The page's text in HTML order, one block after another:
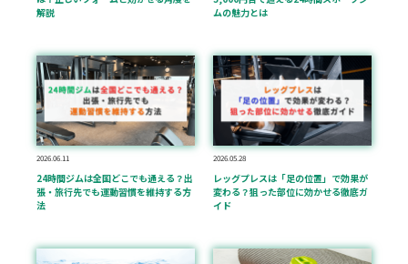
解説
ムの魅力とは
2026.06.11
24時間ジムは全国どこでも通える？出
張・旅行先でも運動習慣を維持する方
法
2026.05.28
レッグプレスは「足の位置」で効果が
変わる？狙った部位に効かせる徹底ガ
イド